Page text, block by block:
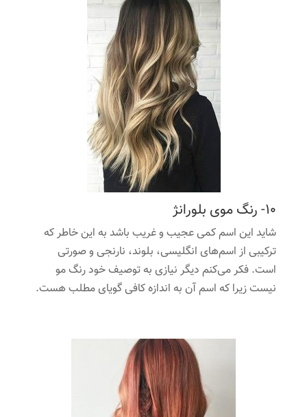
10- رنگ موی بلورانژ
شاید این اسم کمی عجیب و غریب باشد به این خاطر که
ترکیبی از اسم‌های انگلیسی،‌ بلوند، نارنجی و صورتی
است. فکر می‌کنم دیگر نیازی به توصیف خود رنگ مو
نیست زیرا که اسم آن به‌ اندازه کافی گویای مطلب هست.